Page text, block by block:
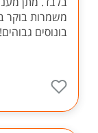
בונוסים גבוהים! 3 חדרי אוכל חדר כושר אופציות קידום...